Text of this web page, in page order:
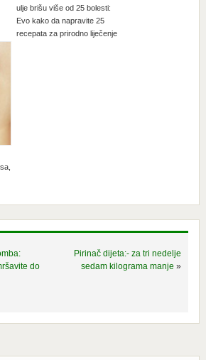
ulje brišu više od 25 bolesti:
Evo kako da napravite 25
recepata za prirodno liječenje
do
Pirinač dijeta:- za tri nedelje
sedam kilograma manje »